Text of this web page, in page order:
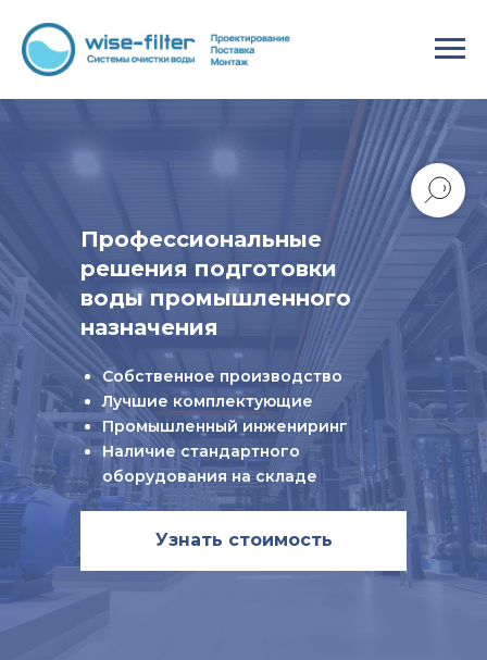
Профессиональные
решения подготовки
воды промышленного
назначения
Собственное производство
Лучшие комплектующие
Промышленный инжениринг
Наличие стандартного
оборудования на складе
Узнать стоимость